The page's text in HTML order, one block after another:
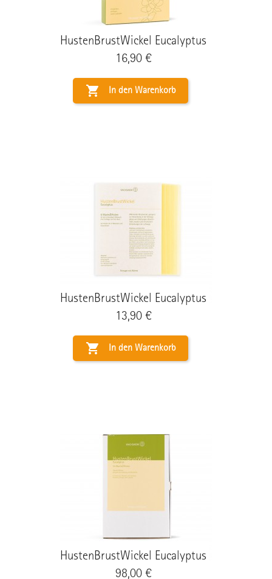
HustenBrustWickel Eucalyptus
Preis
16,90 €
 In den Warenkorb
HustenBrustWickel Eucalyptus
Preis
13,90 €
 In den Warenkorb
HustenBrustWickel Eucalyptus
Preis
98,00 €